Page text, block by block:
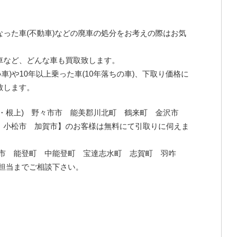
た車(不動車)などの廃車の処分をお考えの際はお気
ど、どんな車も買取致します。
)や10年以上乗った車(10年落ちの車)、下取り価格に
ます。
・根上) 野々市市 能美郡川北町 鶴来町 金沢市
市 加賀市】のお客様は無料にて引取りに伺えま
能登町 中能登町 宝達志水町 志賀町 羽咋
までご相談下さい。